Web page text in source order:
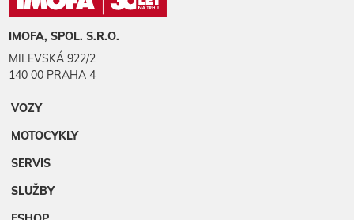
IMOFA, SPOL. S.R.O.
MILEVSKÁ 922/2
140 00 PRAHA 4
VOZY
MOTOCYKLY
SERVIS
SLUŽBY